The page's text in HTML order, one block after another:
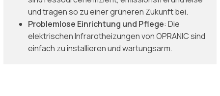
und tragen so zu einer grüneren Zukunft bei.
Problemlose Einrichtung und Pflege: Die
elektrischen Infrarotheizungen von OPRANIC sind
einfach zu installieren und wartungsarm.